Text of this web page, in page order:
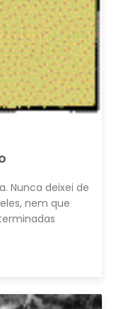
Nunca deixei de
nem que